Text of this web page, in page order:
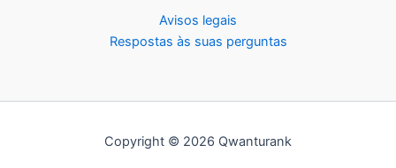
Avisos legais
Respostas às suas perguntas
Copyright © 2026 Qwanturank